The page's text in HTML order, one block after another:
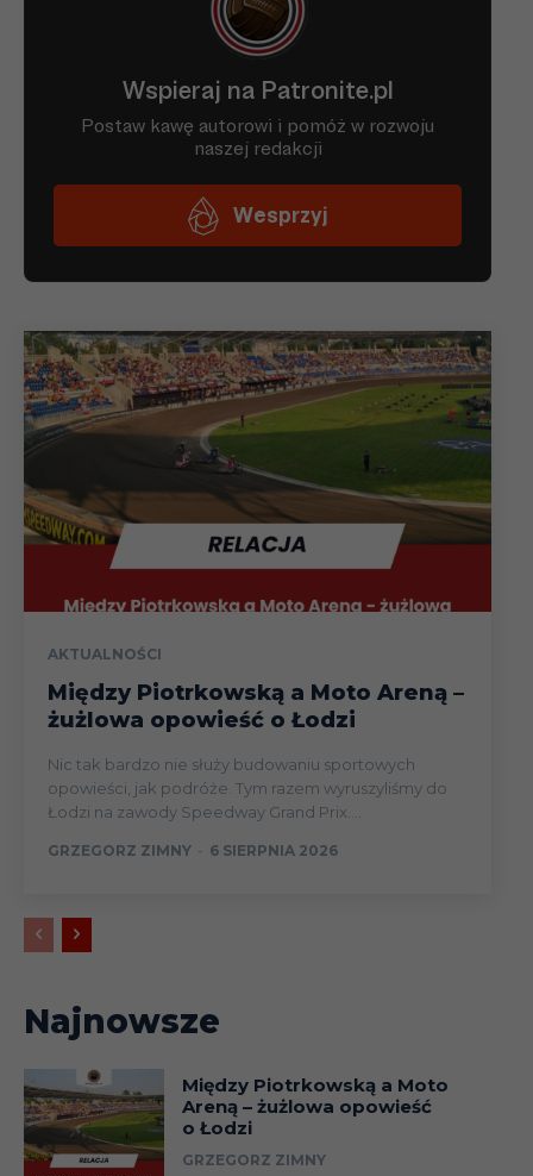
AKTUALNOŚCI
Między Piotrkowską a Moto Areną –
żużlowa opowieść o Łodzi
Nic tak bardzo nie służy budowaniu sportowych
opowieści, jak podróże. Tym razem wyruszyliśmy do
Łodzi na zawody Speedway Grand Prix....
GRZEGORZ ZIMNY - 6 SIERPNIA 2026
Najnowsze
Między Piotrkowską a Moto
Areną – żużlowa opowieść
o Łodzi
GRZEGORZ ZIMNY